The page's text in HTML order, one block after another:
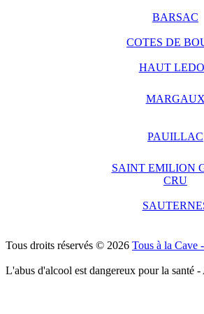
BARSAC
COTES DE
HAUT
MARGAUX
PAUILLAC
SAINT EMILION
CRU
Tous droits réservés © 2026 Tous à la Cave
L'abus d'alcool est dangereux pour la santé